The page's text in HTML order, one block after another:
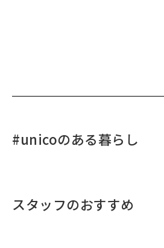
#unicoのある暮らし
スタッフのおすすめ